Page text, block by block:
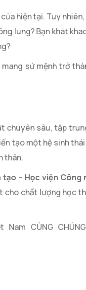
hiện tại. Tuy
lung? Bạn khát
sứ mệnh trở
chuyên sâu, tập
tạo một hệ sinh
thân.
– Học viện Công
cho chất lượng học